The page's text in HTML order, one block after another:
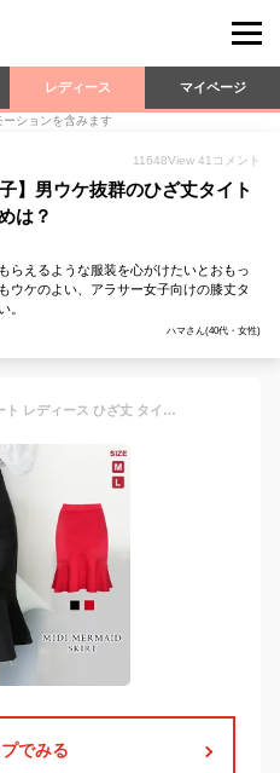
レディース マイページ
ションを含みます
11648View 41 コメント
】男ウケ抜群のひざ丈タイト
は？
らえるような服装を心がけたいとおもっ
ウケのよい、アラサー女子向けの膝丈タ
。
ハマさん(40代・女性)
【メール便送料無料】スカート レディース ひざ丈 タイトスカート 秋 冬 秋冬 切替 スカート ミディアム丈 マーメイドスカート フリル きれいめ 膝丈 ブラック 黒 レッド 赤 ウエストゴム 大人 ミディアムスカート 20代 30代 40代 OL オフィス カジュアル
でみる